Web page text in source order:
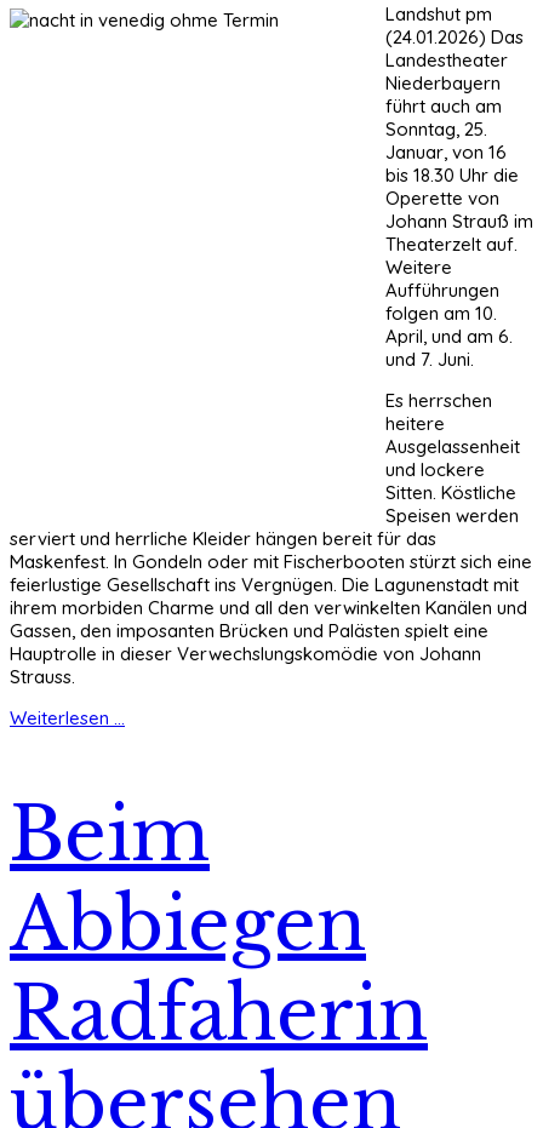
Landshut pm
(24.01.2026) Das
Landestheater
Niederbayern
führt auch am
Sonntag, 25.
Januar, von 16
bis 18.30 Uhr die
Operette von
Johann Strauß im
Theaterzelt auf.
Weitere
Aufführungen
folgen am 10.
April, und am 6.
und 7. Juni.
Es herrschen
heitere
Ausgelassenheit
und lockere
Sitten. Köstliche
Speisen werden
serviert und herrliche Kleider hängen bereit für das
Maskenfest. In Gondeln oder mit Fischerbooten stürzt sich eine
feierlustige Gesellschaft ins Vergnügen. Die Lagunenstadt mit
ihrem morbiden Charme und all den verwinkelten Kanälen und
Gassen, den imposanten Brücken und Palästen spielt eine
Hauptrolle in dieser Verwechslungskomödie von Johann
Strauss.
Weiterlesen ...
Beim
Abbiegen
Radfaherin
übersehen